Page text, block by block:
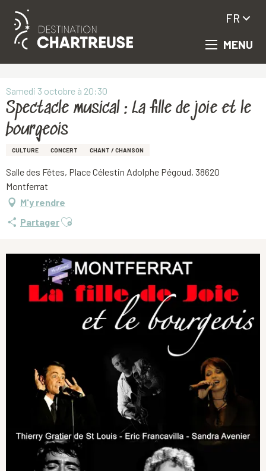
Aller
principal
MENU
FR
Samedi 3 octobre à 20:30
Spectacle musical : La fille de joie et le
bourgeois
CULTURE CONCERT CHANT / CHANSON
Salle des Fêtes, Place Célestin Adolphe Pégoud, 38620
Montferrat
M'y rendre
PartagerAjouter aux favoris